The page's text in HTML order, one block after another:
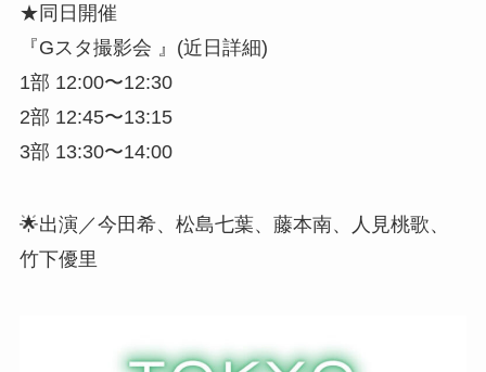
★同日開催
『Gスタ撮影会 』(近日詳細)
1部 12:00〜12:30
2部 12:45〜13:15
3部 13:30〜14:00
🌟出演／今田希、松島七葉、藤本南、人見桃歌、
竹下優里